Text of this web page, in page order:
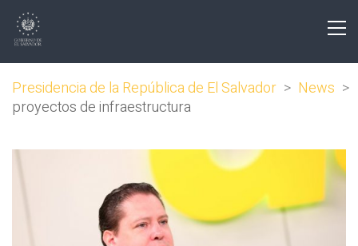
Presidencia de la República de El Salvador > News >
proyectos de infraestructura